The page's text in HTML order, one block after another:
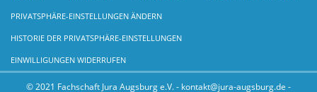
PRIVATSPHÄRE-EINSTELLUNGEN ÄNDERN
HISTORIE DER PRIVATSPHÄRE-EINSTELLUNGEN
EINWILLIGUNGEN WIDERRUFEN
© 2021 Fachschaft Jura Augsburg e.V. - kontakt@jura-augsburg.de -